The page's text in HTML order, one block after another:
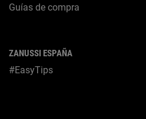
Guías de compra
ZANUSSI ESPAÑA
#EasyTips